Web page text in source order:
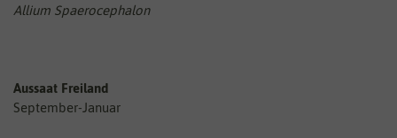
Allium Spaerocephalon
Aussaat Freiland
September-Januar